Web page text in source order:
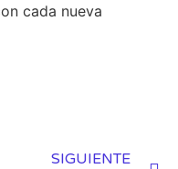
cada nueva
SIGUIENTE